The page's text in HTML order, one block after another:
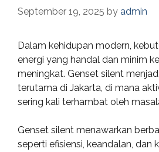
September 19, 2025 by admin
Dalam kehidupan modern,
energi yang handal dan minim
meningkat. Genset silent
terutama di Jakarta, di mana
sering kali terhambat oleh
Genset silent menawarkan
seperti efisiensi, keandalan, dan